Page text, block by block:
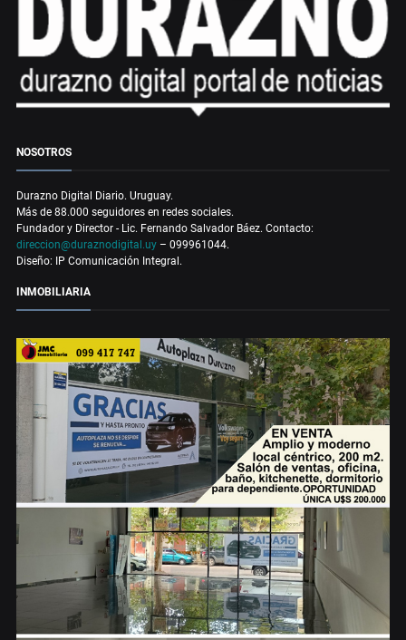
NOSOTROS
Durazno Digital Diario. Uruguay.
Más de 88.000 seguidores en redes sociales.
Fundador y Director - Lic. Fernando Salvador Báez. Contacto:
direccion@duraznodigital.uy – 099961044.
Diseño: IP Comunicación Integral.
INMOBILIARIA